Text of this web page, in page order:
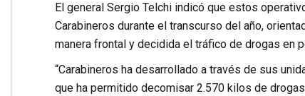
El general Sergio Telchi indicó que estos
Carabineros durante el transcurso del año,
manera frontal y decidida el tráfico de drogas en
“Carabineros ha desarrollado a través de sus
que ha permitido decomisar 2.570 kilos de